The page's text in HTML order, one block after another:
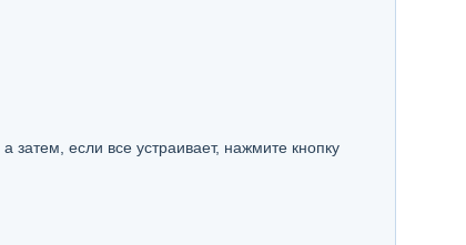
а затем, если все устраивает, нажмите кнопку